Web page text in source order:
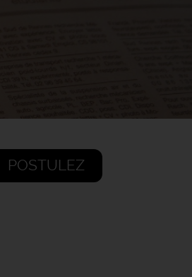
POSTULEZ